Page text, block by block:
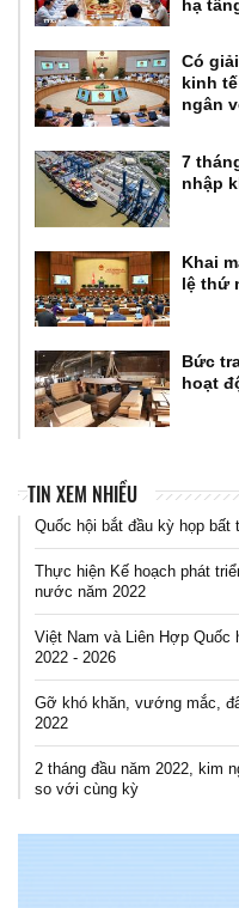
hạ
Có
kinh
ngân
7
nhập
Khai
lệ thứ
Bức
hoạt
TIN XEM NHIỀU
Quốc hội bắt đầu kỳ họp
Thực hiện Kế hoạch phát
nước năm 2022
Việt Nam và Liên Hợp Quốc
2022 - 2026
Gỡ khó khăn, vướng mắc,
2022
2 tháng đầu năm 2022, kim
so với cùng kỳ